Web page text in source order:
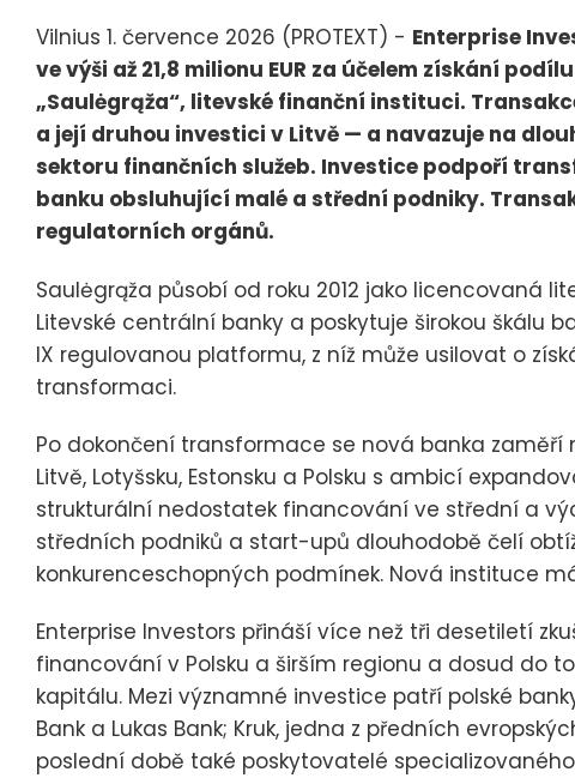
Vilnius 1. července 2026 (PROTEXT) - Enterprise
ve výši až 21,8 milionu EUR za účelem získání
„Saulėgrąža“, litevské finanční instituci.
a její druhou investici v Litvě — a navazuje na
sektoru finančních služeb. Investice podpoří
banku obsluhující malé a střední podniky.
regulatorních orgánů.
Saulėgrąža působí od roku 2012 jako licencovaná
Litevské centrální banky a poskytuje širokou škálu
IX regulovanou platformu, z níž může usilovat o
transformaci.
Po dokončení transformace se nová banka
Litvě, Lotyšsku, Estonsku a Polsku s ambicí
strukturální nedostatek financování ve střední a
středních podniků a start-upů dlouhodobě čelí
konkurenceschopných podmínek. Nová instituce
Enterprise Investors přináší více než tři desetiletí
financování v Polsku a širším regionu a dosud do
kapitálu. Mezi významné investice patří polské
Bank a Lukas Bank; Kruk, jedna z předních
poslední době také poskytovatelé